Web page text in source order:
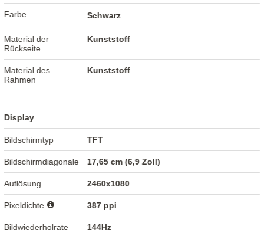
Farbe Schwarz
Material der
Rückseite
Kunststoff
Material des
Rahmen
Kunststoff
Display
Bildschirmtyp TFT
Bildschirmdiagonale 17,65 cm (6,9 Zoll)
Auflösung 2460x1080
Pixeldichte 387 ppi
Bildwiederholrate 144Hz